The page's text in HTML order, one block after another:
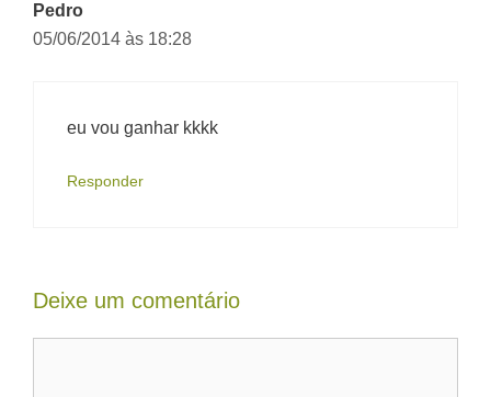
Pedro
05/06/2014 às 18:28
eu vou ganhar kkkk
Responder
Deixe um comentário